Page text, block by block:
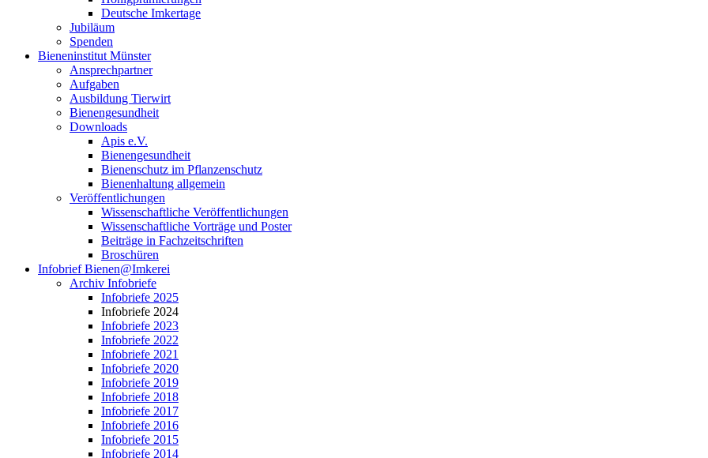
Deutsche Imkertage
Jubiläum
Spenden
Bieneninstitut Münster
Ansprechpartner
Aufgaben
Ausbildung Tierwirt
Bienengesundheit
Downloads
Apis e.V.
Bienengesundheit
Bienenschutz im Pflanzenschutz
Bienenhaltung allgemein
Veröffentlichungen
Wissenschaftliche Veröffentlichungen
Wissenschaftliche Vorträge und Poster
Beiträge in Fachzeitschriften
Broschüren
Infobrief Bienen@Imkerei
Archiv Infobriefe
Infobriefe 2025
Infobriefe 2024
Infobriefe 2023
Infobriefe 2022
Infobriefe 2021
Infobriefe 2020
Infobriefe 2019
Infobriefe 2018
Infobriefe 2017
Infobriefe 2016
Infobriefe 2015
Infobriefe 2014